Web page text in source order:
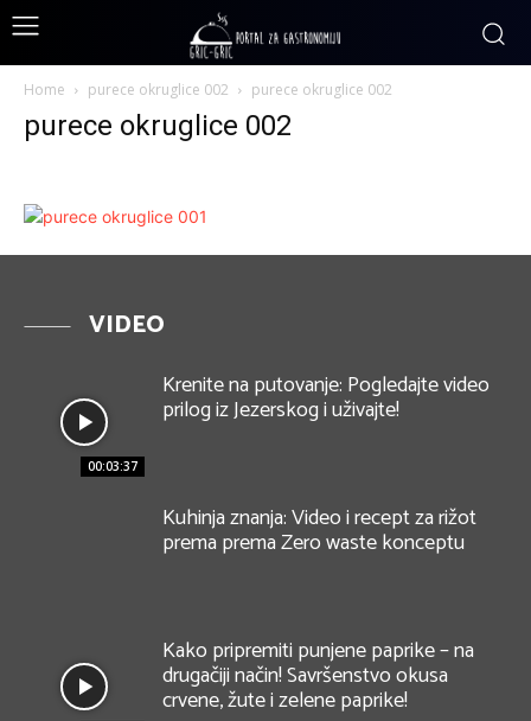
Home purece okruglice 002 purece okruglice 002
purece okruglice 002
VIDEO
00:03:37
Krenite na putovanje: Pogledajte video
prilog iz Jezerskog i uživajte!
Kuhinja znanja: Video i recept za rižot
prema prema Zero waste konceptu
Kako pripremiti punjene paprike – na
drugačiji način! Savršenstvo okusa
crvene, žute i zelene paprike!